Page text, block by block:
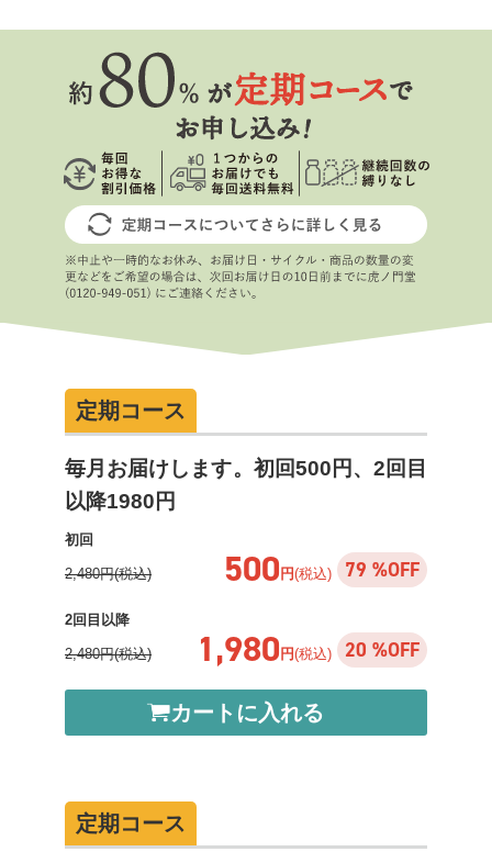
定期コース
毎月お届けします。初回500円、2回目
以降1980円
初回
2,480円(税込) 500 円(税込) 79 %OFF
2回目以降
2,480円(税込) 1,980 円(税込) 20 %OFF
カートに入れる
定期コース